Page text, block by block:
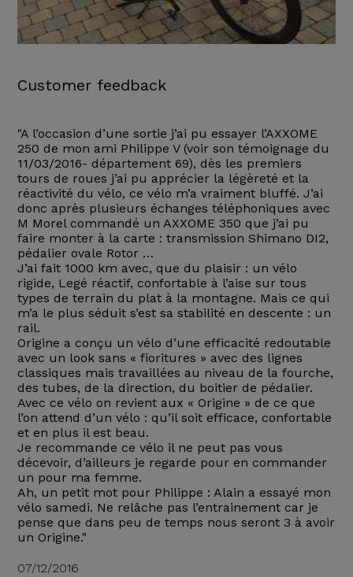
Customer feedback
"A l’occasion d’une sortie j’ai pu essayer l’AXXOME
250 de mon ami Philippe V (voir son témoignage du
11/03/2016- département 69), dès les premiers
tours de roues j’ai pu apprécier la légèreté et la
réactivité du vélo, ce vélo m’a vraiment bluffé. J’ai
donc après plusieurs échanges téléphoniques avec
M Morel commandé un AXXOME 350 que j’ai pu
faire monter à la carte : transmission Shimano DI2,
pédalier ovale Rotor …
J’ai fait 1000 km avec, que du plaisir : un vélo
rigide, Legé réactif, confortable à l’aise sur tous
types de terrain du plat à la montagne. Mais ce qui
m’a le plus séduit s’est sa stabilité en descente : un
rail.
Origine a conçu un vélo d’une efficacité redoutable
avec un look sans « fioritures » avec des lignes
classiques mais travaillées au niveau de la fourche,
des tubes, de la direction, du boitier de pédalier.
Avec ce vélo on revient aux « Origine » de ce que
l’on attend d’un vélo : qu’il soit efficace, confortable
et en plus il est beau.
Je recommande ce vélo il ne peut pas vous
décevoir, d’ailleurs je regarde pour en commander
un pour ma femme.
Ah, un petit mot pour Philippe : Alain a essayé mon
vélo samedi. Ne relâche pas l’entrainement car je
pense que dans peu de temps nous seront 3 à avoir
un Origine."
07/12/2016